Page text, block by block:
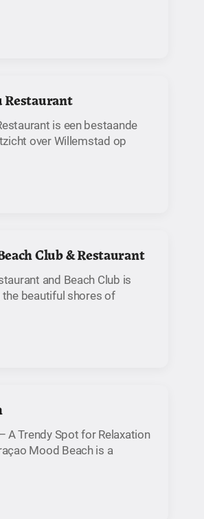
Restaurant
is een bestaande
over Willemstad op
Club & Restaurant
and Beach Club is
beautiful shores of
A Trendy Spot for Relaxation
Mood Beach is a